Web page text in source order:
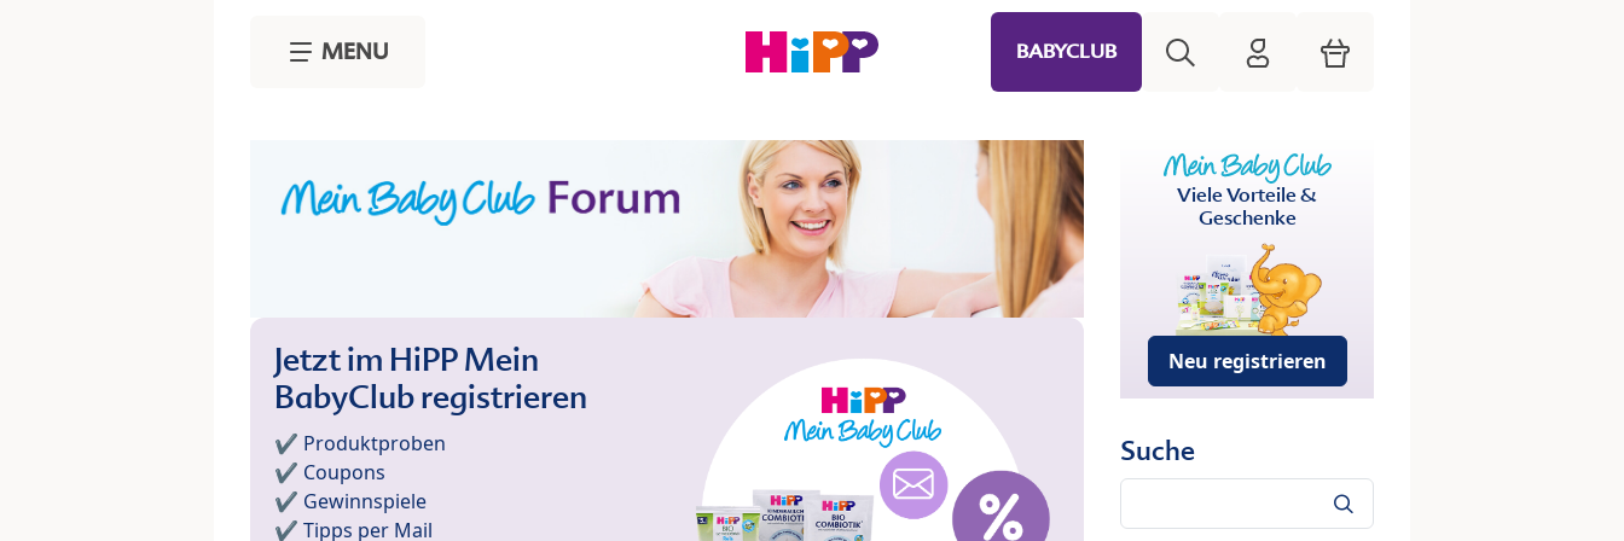
MENU BABYCLUB HiPP Mein Babyclub
Warenkorb
Jetzt im HiPP Mein
BabyClub registrieren
✔️ Produktproben
✔️ Coupons
✔️ Gewinnspiele
✔️ Tipps per Mail
Viele Vorteile &
Geschenke
Neu registrieren
Suche